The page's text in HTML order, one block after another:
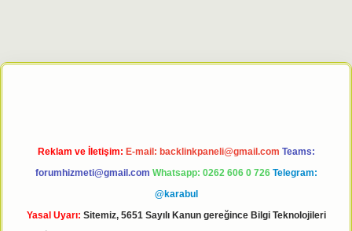
Reklam ve İletişim: E-mail: backlinkpaneli@gmail.com Teams:
forumhizmeti@gmail.com Whatsapp: 0262 606 0 726 Telegram:
@karabul
Yasal Uyarı: Sitemiz, 5651 Sayılı Kanun gereğince Bilgi Teknolojileri